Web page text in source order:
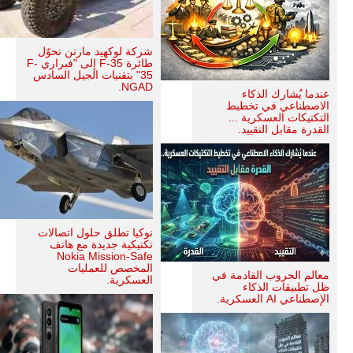
عندما يُشارك الذكاء
الاصطناعي في تخطيط
التكتيكات العسكرية ...
القدرة مقابل التقييد.
معالم الحروب القادمة في
ظل تطبيقات الذكاء
الإصطناعي AI العسكرية.
شركة لوكهيد مارتن تحوّل
طائرة F-35 إلى "فيراري F-
35" بتقنيات الجيل السادس
NGAD.
نوكيا تطلق حلول اتصالات
تكتيكية جديدة مع هاتف
Nokia Mission-Safe
المخصص للعمليات
العسكرية.